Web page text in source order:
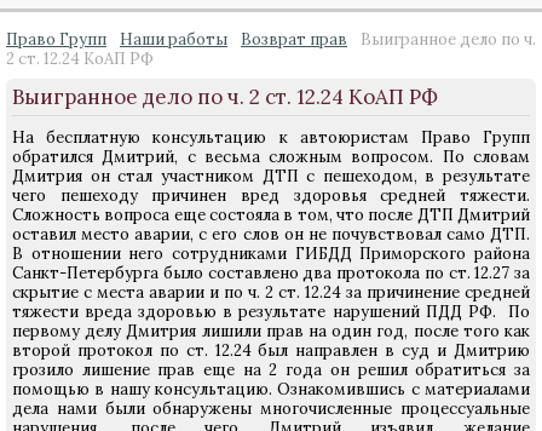
Право Групп Наши работы Возврат прав
Выигранное дело по ч.
2 ст. 12.24 КоАП РФ
Выигранное дело по ч. 2 ст. 12.24 КоАП РФ
На бесплатную консультацию к автоюристам Право Групп
обратился Дмитрий, с весьма сложным вопросом. По словам
Дмитрия он стал участником ДТП с пешеходом, в результате
чего пешеходу причинен вред здоровья средней тяжести.
Сложность вопроса еще состояла в том, что после ДТП Дмитрий
оставил место аварии, с его слов он не почувствовал само ДТП.
В отношении него сотрудниками ГИБДД Приморского района
Санкт-Петербурга было составлено два протокола по ст. 12.27 за
скрытие с места аварии и по ч. 2 ст. 12.24 за причинение средней
тяжести вреда здоровью в результате нарушений ПДД РФ. По
первому делу Дмитрия лишили прав на один год, после того как
второй протокол по ст. 12.24 был направлен в суд и Дмитрию
грозило лишение прав еще на 2 года он решил обратиться за
помощью в нашу консультацию. Ознакомившись с материалами
дела нами были обнаружены многочисленные процессуальные